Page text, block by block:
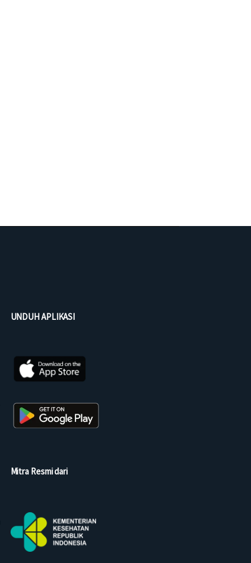
UNDUH APLIKASI
Mitra Resmi dari